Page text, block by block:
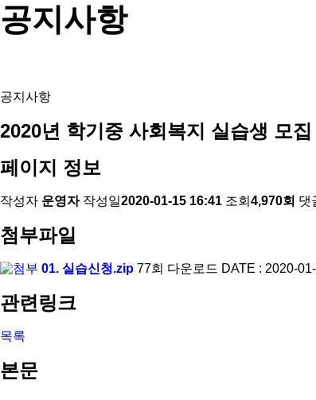
공지사항
공지사항
2020년 학기중 사회복지 실습생 모
페이지 정보
작성자 운영자 작성일2020-01-15 16:41 조회 4,970회 댓
첨부파일
01. 실습신청.zip 77회 다운로드 DATE : 2020-
관련링크
목록
본문